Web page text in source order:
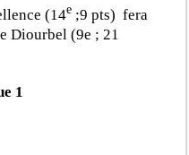
(14e ;9 pts) fera
Diourbel (9e ; 21
1